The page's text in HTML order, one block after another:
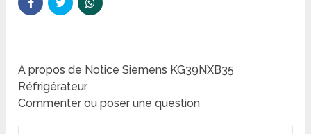
A propos de Notice Siemens KG39NXB35
Réfrigérateur
Commenter ou poser une question